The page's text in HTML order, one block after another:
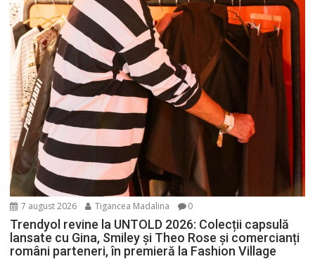
7 august 2026 Tigancea Madalina 0
Trendyol revine la UNTOLD 2026: Colecții capsulă
lansate cu Gina, Smiley și Theo Rose și comercianți
români parteneri, în premieră la Fashion Village